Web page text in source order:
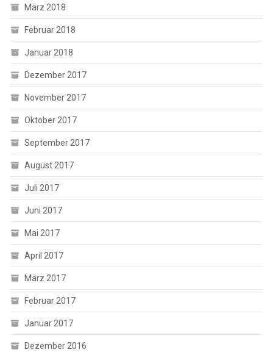
März 2018
Februar 2018
Januar 2018
Dezember 2017
November 2017
Oktober 2017
September 2017
August 2017
Juli 2017
Juni 2017
Mai 2017
April 2017
März 2017
Februar 2017
Januar 2017
Dezember 2016